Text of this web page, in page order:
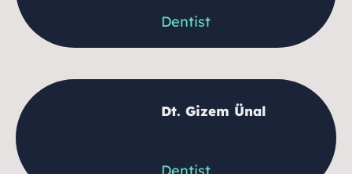
Dentist
Dt. Gizem Ünal
Dentist